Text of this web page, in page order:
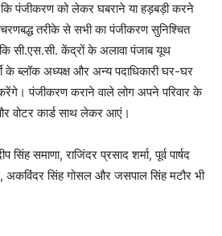
पंजीकरण को लेकर घबराने या हड़बड़ी करने
तरीके से सभी का पंजीकरण सुनिश्चित
सी.एस.सी. केंद्रों के अलावा पंजाब यूथ
के ब्लॉक अध्यक्ष और अन्य पदाधिकारी घर-घर
पंजीकरण कराने वाले लोग अपने परिवार के
वोटर कार्ड साथ लेकर आएं।
समाणा, राजिंदर प्रसाद शर्मा, पूर्व पार्षद
अकविंदर सिंह गोसल और जसपाल सिंह मटौर भी